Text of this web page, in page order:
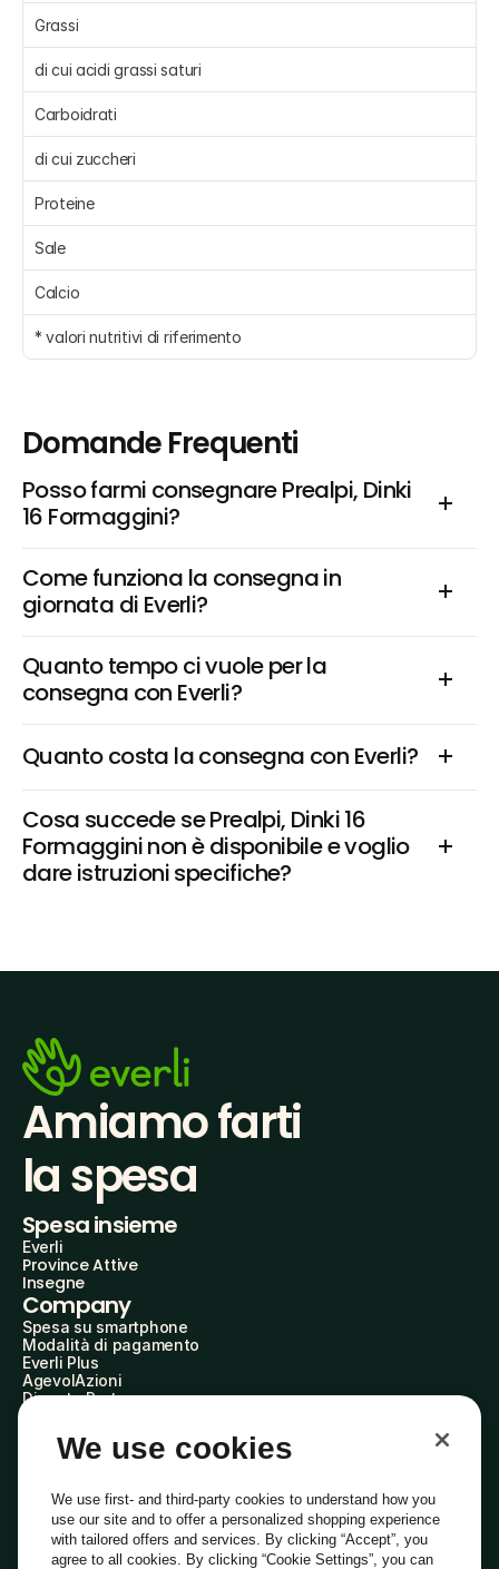
Grassi
di cui acidi grassi saturi
Carboidrati
di cui zuccheri
Proteine
Sale
Calcio
* valori nutritivi di riferimento
Domande Frequenti
Posso farmi consegnare Prealpi, Dinki
16 Formaggini?
Come funziona la consegna in
giornata di Everli?
Quanto tempo ci vuole per la
consegna con Everli?
Quanto costa la consegna con Everli?
Cosa succede se Prealpi, Dinki 16
Formaggini non è disponibile e voglio
dare istruzioni specifiche?
Amiamo farti
la spesa
Spesa insieme
Everli
Province Attive
Insegne
Company
Spesa su smartphone
Modalità di pagamento
Everli Plus
AgevolAzioni
Diventa Partner
Everli Shoppers
About Us
Everli News
Domande frequenti
Lavora con noi
Diventa Shopper
We use cookies
We use first- and third-party cookies to understand how you
use our site and to offer a personalized shopping experience
with tailored offers and services. By clicking “Accept”, you
agree to all cookies. By clicking “Cookie Settings”, you can